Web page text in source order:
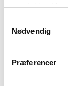
samtykker til
Nødvendig
Præferencer
Oktavuođadieđut